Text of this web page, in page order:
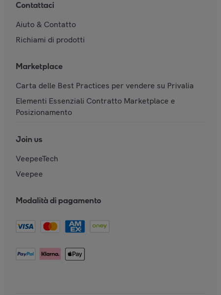
Contattaci
Aiuto & Contatto
Richiami di prodotti
Marketplace
Carta delle Best Practices per vendere su Privalia
Elementi Essenziali Contratto Marketplace e
Posizionamento
Join us
VeepeeTech
Veepee
Modalità di pagamento